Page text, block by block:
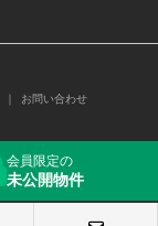
会員限定の
未公開物件
お問い合わせ